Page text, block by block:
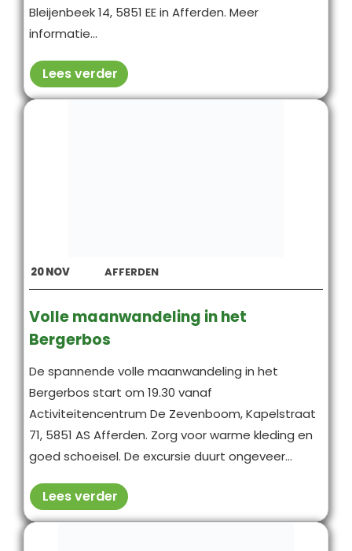
Bleijenbeek 14, 5851 EE in Afferden. Meer
informatie...
Lees verder
20NOV AFFERDEN
Volle maanwandeling in het
Bergerbos
De spannende volle maanwandeling in het
Bergerbos start om 19.30 vanaf
Activiteitencentrum De Zevenboom, Kapelstraat
71, 5851 AS Afferden. Zorg voor warme kleding en
goed schoeisel. De excursie duurt ongeveer...
Lees verder